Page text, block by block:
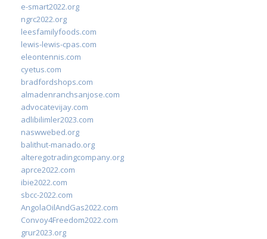
e-smart2022.org
ngrc2022.org
leesfamilyfoods.com
lewis-lewis-cpas.com
eleontennis.com
cyetus.com
bradfordshops.com
almadenranchsanjose.com
advocatevijay.com
adlibilimler2023.com
naswwebed.org
balithut-manado.org
alteregotradingcompany.org
aprce2022.com
ibie2022.com
sbcc-2022.com
AngolaOilAndGas2022.com
Convoy4Freedom2022.com
grur2023.org